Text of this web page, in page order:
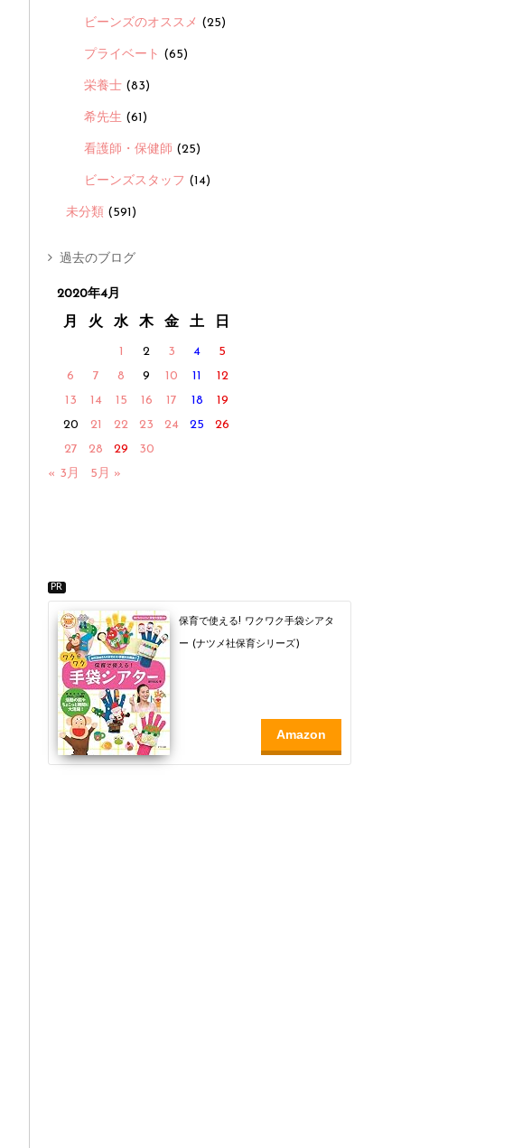
ビーンズのオススメ (25)
プライベート (65)
栄養士 (83)
希先生 (61)
看護師・保健師 (25)
ビーンズスタッフ (14)
未分類 (591)
過去のブログ
2020年4月
月 火 水 木 金 土 日
1 2 3 4
5
6
7 8 9 10 11
12
13
14 15 16 17 18
19
20
21 22 23 24 25
26
27
28 29
30
« 3月
5月 »
PR
保育で使える! ワクワク手袋シアタ
ー (ナツメ社保育シリーズ)
Amazon